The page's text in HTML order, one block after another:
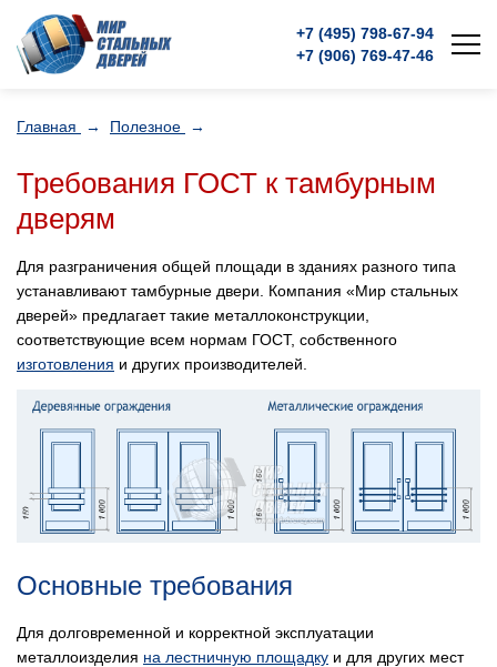
+7 (495) 798-67-94
+7 (906) 769-47-46
Главная → Полезное →
Требования ГОСТ к тамбурным
дверям
Для разграничения общей площади в зданиях разного типа
устанавливают тамбурные двери. Компания «Мир стальных
дверей» предлагает такие металлоконструкции,
соответствующие всем нормам ГОСТ, собственного
изготовления и других производителей.
Основные требования
Для долговременной и корректной эксплуатации
металлоизделия на лестничную площадку и для других мест